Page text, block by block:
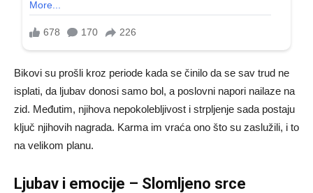
Bikovi su prošli kroz periode kada se činilo da se sav trud ne
isplati, da ljubav donosi samo bol, a poslovni napori nailaze na
zid. Međutim, njihova nepokolebljivost i strpljenje sada postaju
ključ njihovih nagrada. Karma im vraća ono što su zaslužili, i to
na velikom planu.
Ljubav i emocije – Slomljeno srce